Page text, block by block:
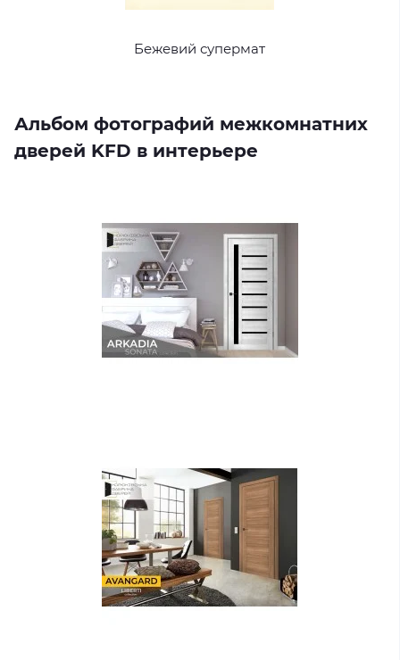
Бежевий супермат
Альбом фотографий межкомнатних
дверей KFD в интерьере